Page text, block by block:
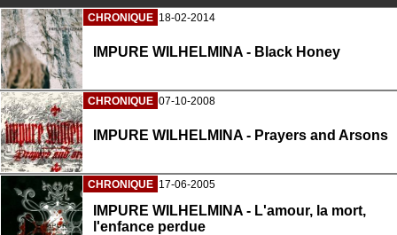
CHRONIQUE 18-02-2014
IMPURE WILHELMINA - Black Honey
CHRONIQUE 07-10-2008
IMPURE WILHELMINA - Prayers and Arsons
CHRONIQUE 17-06-2005
IMPURE WILHELMINA - L'amour, la mort,
l'enfance perdue